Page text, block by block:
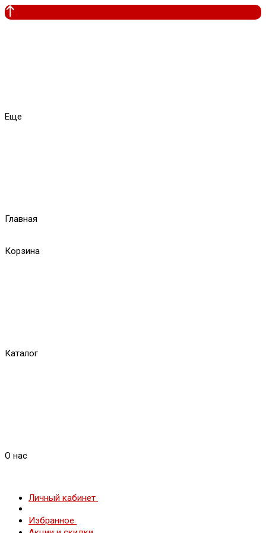
Еще
Главная
Корзина
Каталог
О нас
Личный кабинет
Избранное